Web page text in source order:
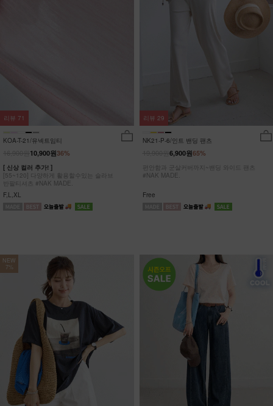
KOA-T-21/유넥트임티
36%
10,900원
[ 신상 컬러 추가! ]
[55~120] 다양하게 활용할수있는 슬라브
반팔티셔츠 #NAK MADE.
F,L,XL
리뷰 71
NK21-P-6/인트 밴딩 팬츠
65%
6,900원
편안함과 군살커버까지~밴딩 와이드 팬츠
#NAK MADE.
Free
리뷰 29
NEW
7%